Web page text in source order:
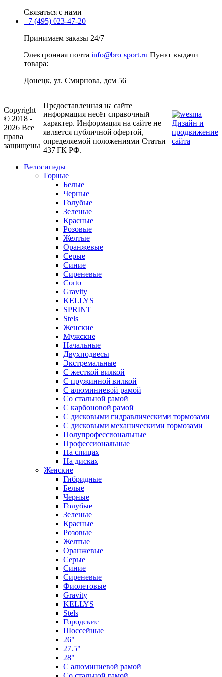
Связаться с нами
+7 (495) 023-47-20
Принимаем заказы 24/7
Электронная почта info@bro-sport.ru Пункт выдачи
товара:
Донецк, ул. Смирнова, дом 56
Copyright
© 2018 -
2026 Все
права
защищены
Предоставленная на сайте
информация несёт справочный
характер. Информация на сайте не
является публичной офертой,
определяемой положениями Статьи
437 ГК РФ.
Дизайн и
продвижение
сайта
Велосипеды
Горные
Белые
Черные
Голубые
Зеленые
Красные
Розовые
Желтые
Оранжевые
Серые
Синие
Сиреневые
Corto
Gravity
KELLYS
SPRINT
Stels
Женские
Мужские
Начальные
Двухподвесы
Экстремальные
С жесткой вилкой
С пружинной вилкой
С алюминиевой рамой
Со стальной рамой
С карбоновой рамой
С дисковыми гидравлическими тормозами
С дисковыми механическими тормозами
Полупрофессиональные
Профессиональные
На спицах
На дисках
Женские
Гибридные
Белые
Черные
Голубые
Зеленые
Красные
Розовые
Желтые
Оранжевые
Серые
Синие
Сиреневые
Фиолетовые
Gravity
KELLYS
Stels
Городские
Шоссейные
26"
27.5"
28"
С алюминиевой рамой
Со стальной рамой